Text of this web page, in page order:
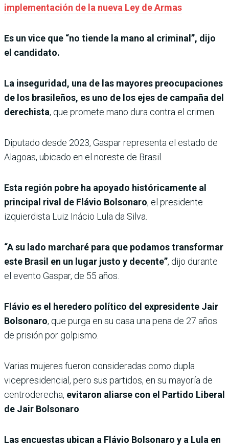
implementación de la nueva Ley de Armas
Es un vice que “no tiende la mano al criminal”, dijo
el candidato.
La inseguridad, una de las mayores preocupaciones
de los brasileños, es uno de los ejes de campaña del
derechista, que promete mano dura contra el crimen.
Diputado desde 2023, Gaspar representa el estado de
Alagoas, ubicado en el noreste de Brasil.
Esta región pobre ha apoyado históricamente al
principal rival de Flávio Bolsonaro, el presidente
izquierdista Luiz Inácio Lula da Silva.
“A su lado marcharé para que podamos transformar
este Brasil en un lugar justo y decente”, dijo durante
el evento Gaspar, de 55 años.
Flávio es el heredero político del expresidente Jair
Bolsonaro, que purga en su casa una pena de 27 años
de prisión por golpismo.
Varias mujeres fueron consideradas como dupla
vicepresidencial, pero sus partidos, en su mayoría de
centroderecha, evitaron aliarse con el Partido Liberal
de Jair Bolsonaro
Las encuestas ubican a Flávio Bolsonaro y a Lula en